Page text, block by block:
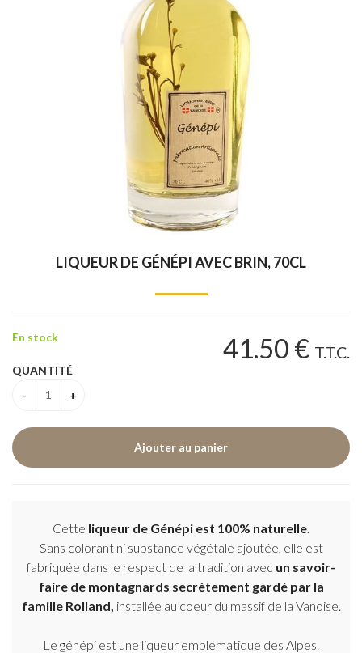
LIQUEUR DE GÉNÉPI AVEC BRIN, 70CL
41.50 € T.T.C.
En stock
QUANTITÉ
Cette liqueur de Génépi est 100% naturelle.
Sans colorant ni substance végétale ajoutée, elle est
fabriquée dans le respect de la tradition avec un savoir-
faire de montagnards secrètement gardé par la
famille Rolland, installée au coeur du massif de la Vanoise.
Le génépi est une liqueur emblématique des Alpes.